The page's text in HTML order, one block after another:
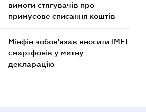
вимоги стягувачів про
примусове списання коштів
Мінфін зобов'язав вносити IMEI
смартфонів у митну
декларацію